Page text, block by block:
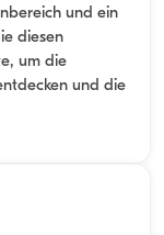
und ein
diesen
um die
und die